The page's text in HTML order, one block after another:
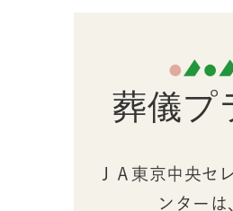
葬儀プ
ＪＡ東京中央セ
ンターは